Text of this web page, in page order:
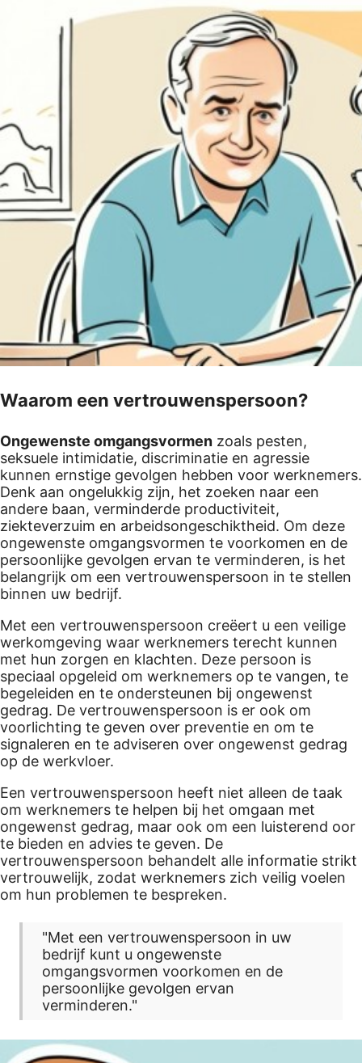
Waarom een vertrouwenspersoon?
Ongewenste omgangsvormen zoals pesten,
seksuele intimidatie, discriminatie en agressie
kunnen ernstige gevolgen hebben voor werknemers.
Denk aan ongelukkig zijn, het zoeken naar een
andere baan, verminderde productiviteit,
ziekteverzuim en arbeidsongeschiktheid. Om deze
ongewenste omgangsvormen te voorkomen en de
persoonlijke gevolgen ervan te verminderen, is het
belangrijk om een vertrouwenspersoon in te stellen
binnen uw bedrijf.
Met een vertrouwenspersoon creëert u een veilige
werkomgeving waar werknemers terecht kunnen
met hun zorgen en klachten. Deze persoon is
speciaal opgeleid om werknemers op te vangen, te
begeleiden en te ondersteunen bij ongewenst
gedrag. De vertrouwenspersoon is er ook om
voorlichting te geven over preventie en om te
signaleren en te adviseren over ongewenst gedrag
op de werkvloer.
Een vertrouwenspersoon heeft niet alleen de taak
om werknemers te helpen bij het omgaan met
ongewenst gedrag, maar ook om een luisterend oor
te bieden en advies te geven. De
vertrouwenspersoon behandelt alle informatie strikt
vertrouwelijk, zodat werknemers zich veilig voelen
om hun problemen te bespreken.
"Met een vertrouwenspersoon in uw
bedrijf kunt u ongewenste
omgangsvormen voorkomen en de
persoonlijke gevolgen ervan
verminderen."